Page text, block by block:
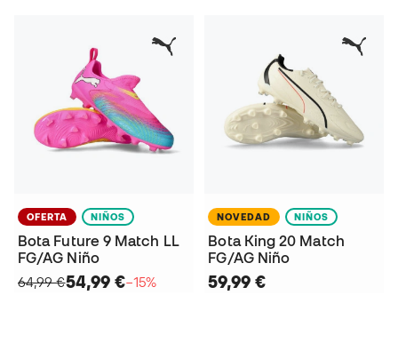
OFERTA NIÑOS
Bota Future 9 Match LL
FG/AG Niño
64,99 €54,99 €−15%
NOVEDAD NIÑOS
Bota King 20 Match
FG/AG Niño
59,99 €